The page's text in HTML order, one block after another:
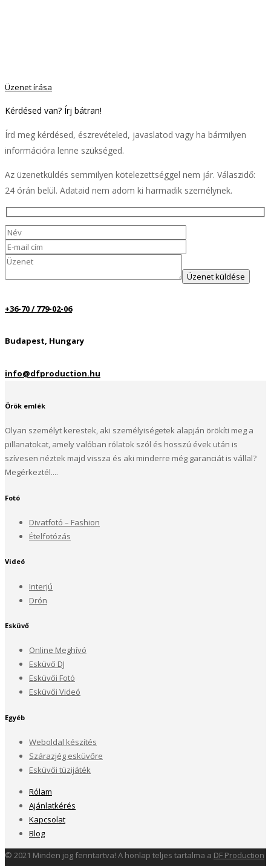
Üzenet írása
Kérdésed van? Írj bátran!
Írd meg kérdésed, észrevételed, javaslatod vagy ha bármilyen
információra lenne szükséged.
Az üzenetküldés semmilyen kötelezettséggel nem jár. Válaszidő:
24 órán belül. Adataid nem adom ki harmadik személynek.
+36-70 / 779-02-06
Budapest, Hungary
info@dfproduction.hu
Örök emlék
Olyan személyt kerestek, aki személyiségetek alapján örökíti meg a
pillanatokat, amely valóban rólatok szól és hosszú évek után is
szívesen néztek majd vissza és aki minderre még garanciát is vállal?
Megérkeztél....
Fotó
Divatfotó – Fashion
Ételfotózás
Videó
Interjú
Drón
Esküvő
Online Meghívó
Esküvő DJ
Esküvői Fotó
Esküvői Videó
Egyéb
Weboldal készítés
Szárazjég esküvőre
Esküvői tüzijáték
Rólam
Ajánlatkérés
Kapcsolat
Blog
© 2021 Minden jog fenntartva! A honlap teljes tartalma a DF Production